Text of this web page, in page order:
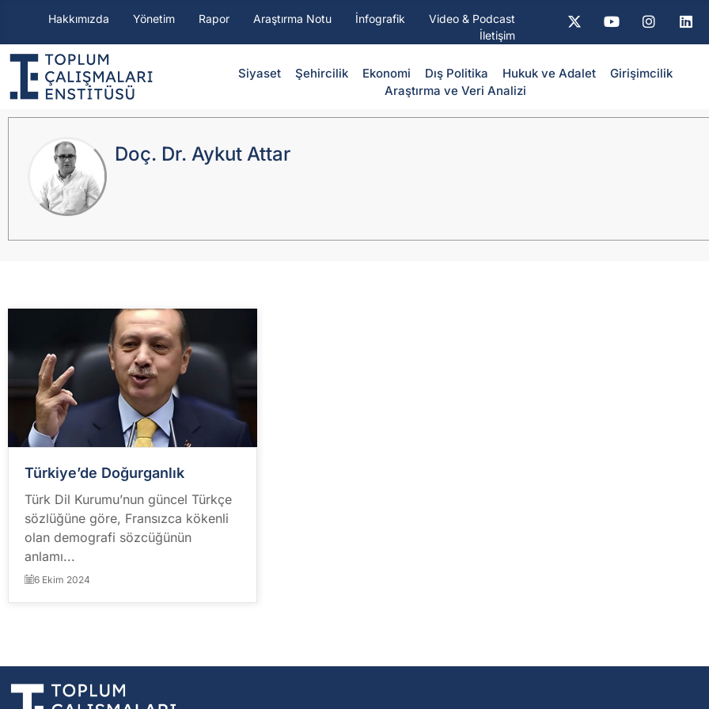
Hakkımızda Yönetim Rapor Araştırma Notu İnfografik
Video & Podcast
İletişim
Siyaset ⁠Şehircilik Ekonomi Dış Politika ⁠Hukuk ve Adalet
Girişimcilik
Araştırma ve Veri Analizi
Doç. Dr. Aykut Attar
Türkiye’de Doğurganlık
Türk Dil Kurumu’nun güncel Türkçe
sözlüğüne göre, Fransızca kökenli
olan demografi sözcüğünün
anlamı...
6 Ekim 2024